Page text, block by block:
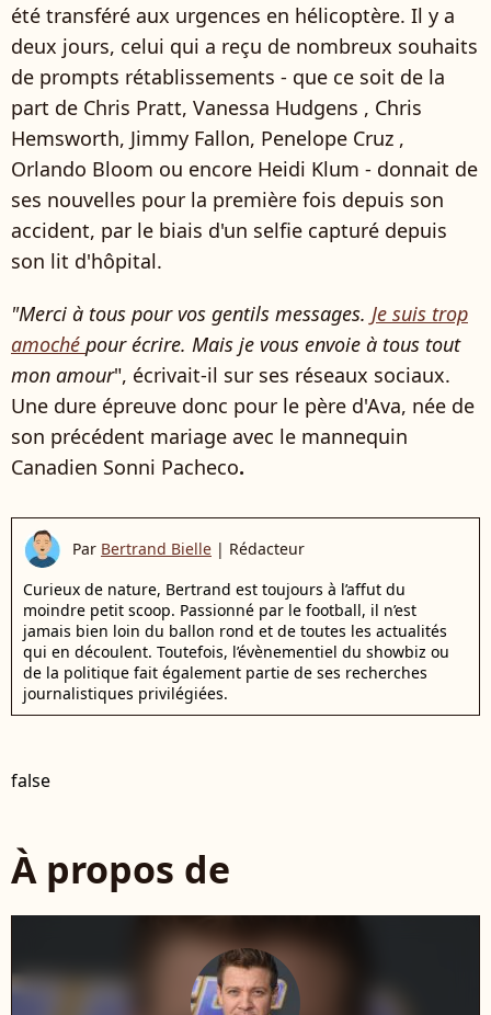
été transféré aux urgences en hélicoptère. Il y a
deux jours, celui qui a reçu de nombreux souhaits
de prompts rétablissements - que ce soit de la
part de Chris Pratt, Vanessa Hudgens , Chris
Hemsworth, Jimmy Fallon, Penelope Cruz ,
Orlando Bloom ou encore Heidi Klum - donnait de
ses nouvelles pour la première fois depuis son
accident, par le biais d'un selfie capturé depuis
son lit d'hôpital.
"Merci à tous pour vos gentils messages. Je suis trop
amoché pour écrire. Mais je vous envoie à tous tout
mon amour", écrivait-il sur ses réseaux sociaux.
Une dure épreuve donc pour le père d'Ava, née de
son précédent mariage avec le mannequin
Canadien Sonni Pacheco.
Par Bertrand Bielle | Rédacteur
Curieux de nature, Bertrand est toujours à l’affut du
moindre petit scoop. Passionné par le football, il n’est
jamais bien loin du ballon rond et de toutes les actualités
qui en découlent. Toutefois, l’évènementiel du showbiz ou
de la politique fait également partie de ses recherches
journalistiques privilégiées.
false
À propos de